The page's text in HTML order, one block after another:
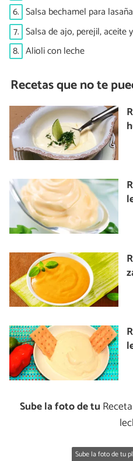
6. Salsa bechamel para lasaña
7. Salsa de ajo, perejil, aceite
8. Alioli con leche
Recetas que no te
Sube la foto de tu
Sube la foto de tu